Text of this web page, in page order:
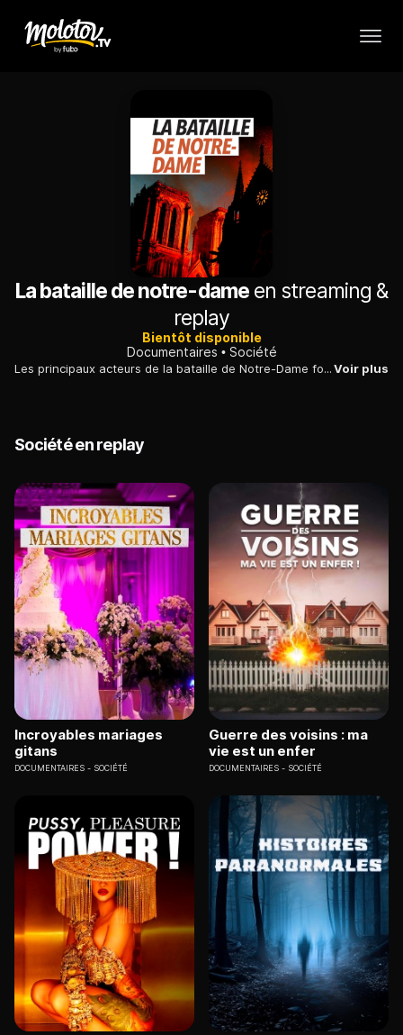
La bataille de notre-dameen streaming &
replay
Bientôt disponible
Documentaires
Société
Les principaux acteurs de la bataille de Notre-Dame font revivre, minute par minute, la tragédie qui s'est déroulée la nuit du 15 avril 2019.Voir plus
Société en replay
Incroyables mariages
gitans
DOCUMENTAIRES SOCIÉTÉ
Guerre des voisins : ma
vie est un enfer
DOCUMENTAIRES SOCIÉTÉ